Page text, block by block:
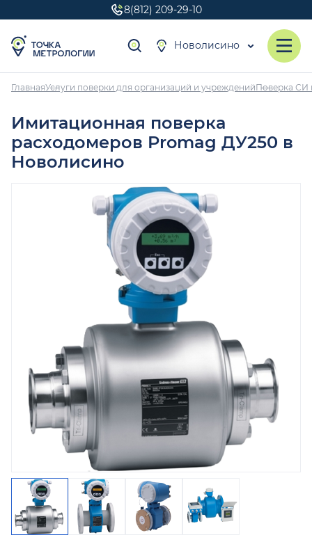
8(812) 209-29-10
Новолисино
ГлавнаяУслуги поверки для организаций и учрежденийПоверка СИ
Имитационная поверка
расходомеров Promag ДУ250 в
Новолисино